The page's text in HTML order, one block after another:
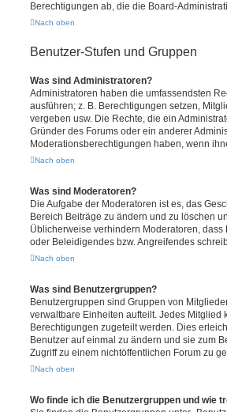
Berechtigungen ab, die die Board-
Nach oben
Benutzer-Stufen und Gruppen
Was sind Administratoren?
Administratoren haben die umfassendsten
ausführen; z. B. Berechtigungen setzen,
vergeben usw. Die Rechte, die ein
Gründer des Forums oder ein anderer
Moderationsberechtigungen haben, wenn
Nach oben
Was sind Moderatoren?
Die Aufgabe der Moderatoren ist es, das
Bereich Beiträge zu ändern und zu löschen
Üblicherweise verhindern Moderatoren, dass
oder Beleidigendes bzw. Angreifendes
Nach oben
Was sind Benutzergruppen?
Benutzergruppen sind Gruppen von
verwaltbare Einheiten aufteilt. Jedes
Berechtigungen zugeteilt werden. Dies
Benutzer auf einmal zu ändern und sie zum
Zugriff zu einem nichtöffentlichen Forum zu
Nach oben
Wo finde ich die Benutzergruppen und wie